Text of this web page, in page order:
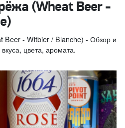
(Wheat Beer -
Beer - Witbier / Blanche) - Обзор и
цвета, аромата.